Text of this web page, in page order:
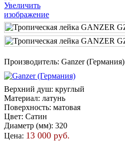
Увеличить
изображение
Производитель: Ganzer (Германия)
Верхний душ: круглый
Материал: латунь
Поверхность: матовая
Цвет: Сатин
Диаметр (мм): 320
Цена: 13 000 руб.